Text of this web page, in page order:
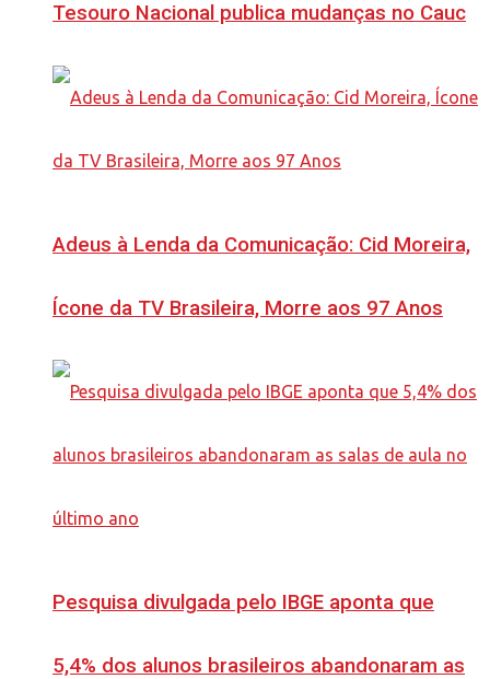
Tesouro Nacional publica mudanças no Cauc
Adeus à Lenda da Comunicação: Cid Moreira,
Ícone da TV Brasileira, Morre aos 97 Anos
Pesquisa divulgada pelo IBGE aponta que
5,4% dos alunos brasileiros abandonaram as